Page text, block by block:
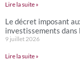
Lire la suite »
Le décret imposant
investissements
9 juillet 2026
Lire la suite »